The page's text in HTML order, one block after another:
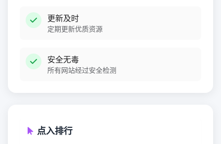
更新及时
定期更新优质资源
安全无毒
所有网站经过安全检测
点入排行